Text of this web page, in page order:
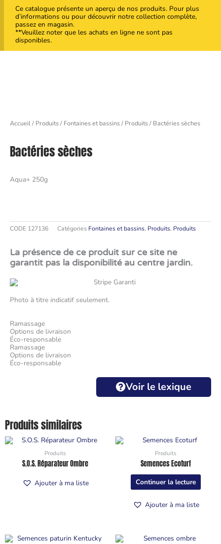
Ce catalogue présente un aperçu de nos produits. Pour plus
d’informations ou pour découvrir notre collection complète,
passez en magasin.
**Veuillez noter que les achats en ligne ne sont pas
disponibles.
Accueil/ Produits/ Fontaines et bassins/ Produits/ Bactéries sèches
Bactéries sèches
Aqua+ 250g
CODE 127136 Catégories Fontaines et bassins, Produits, Produits
La présence de ce produit sur ce site ne
garantit pas la disponibilité au centre jardin.
Photo à titre indicatif seulement.
Ramassage
Options de livraison
Éco-responsable
Ramassage
Options de livraison
Éco-responsable
Voir le lexique
Produits similaires
Produits
S.O.S. Réparateur Ombre
Ajouter à ma liste
Produits
Semences Ecoturf
Continuer la lecture
Ajouter à ma liste